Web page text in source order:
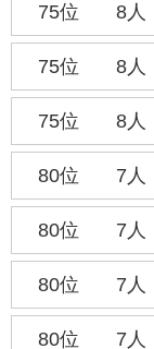
75位 8人
75位 8人
75位 8人
80位 7人
80位 7人
80位 7人
80位 7人